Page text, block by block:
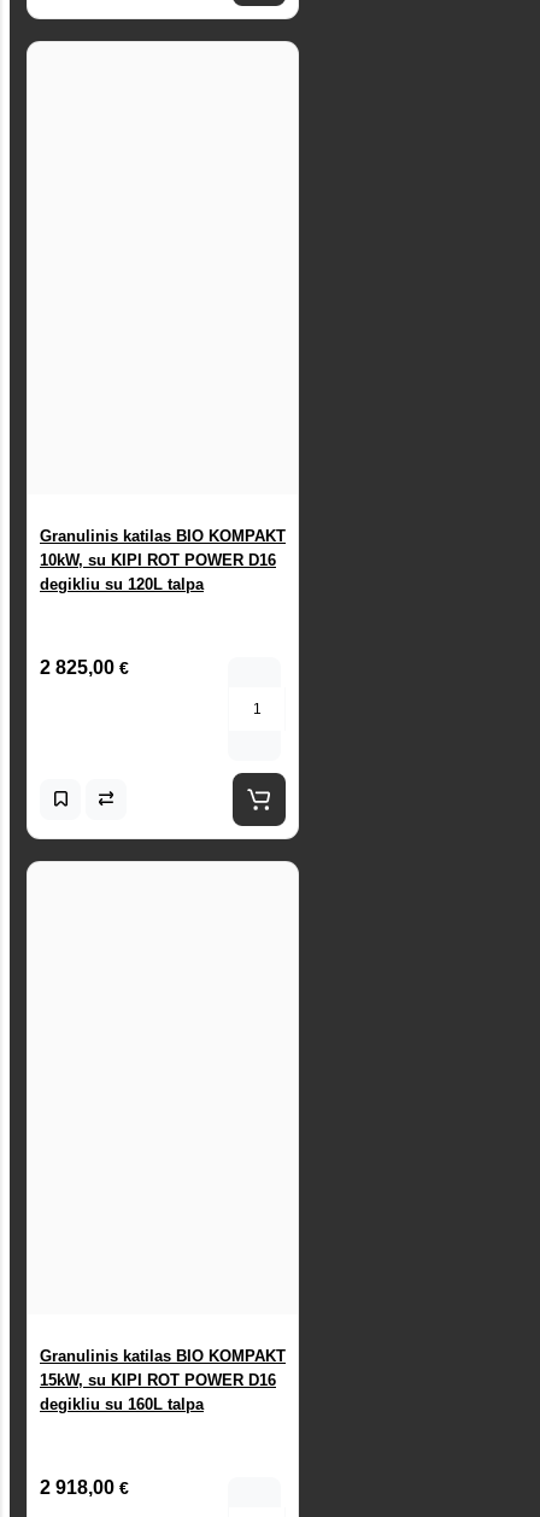
Granulinis katilas BIO KOMPAKT
10kW, su KIPI ROT POWER D16
degikliu su 120L talpa
2 825,00 €
Granulinis katilas BIO KOMPAKT
15kW, su KIPI ROT POWER D16
degikliu su 160L talpa
2 918,00 €